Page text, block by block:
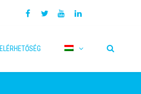
ELÉRHETŐSÉG